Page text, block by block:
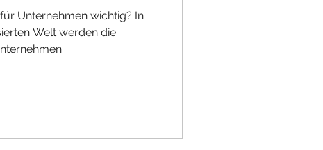
Unternehmen wichtig? In
Welt werden die